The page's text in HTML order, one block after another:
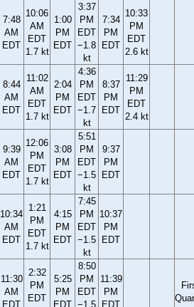
7:48
AM
EDT
10:06
AM
EDT
1.7 kt
1:00
PM
EDT
3:37
PM
EDT
−1.8
kt
7:34
PM
EDT
10:33
PM
EDT
2.6 kt
8:44
AM
EDT
11:02
AM
EDT
1.7 kt
2:04
PM
EDT
4:36
PM
EDT
−1.7
kt
8:37
PM
EDT
11:29
PM
EDT
2.4 kt
9:39
AM
EDT
12:06
PM
EDT
1.7 kt
3:08
PM
EDT
5:51
PM
EDT
−1.5
kt
9:37
PM
EDT
10:34
AM
EDT
1:21
PM
EDT
1.7 kt
4:15
PM
EDT
7:45
PM
EDT
−1.5
kt
10:37
PM
EDT
11:30
AM
EDT
2:32
PM
EDT
5:25
PM
EDT
8:50
PM
EDT
−1.5
11:39
PM
EDT